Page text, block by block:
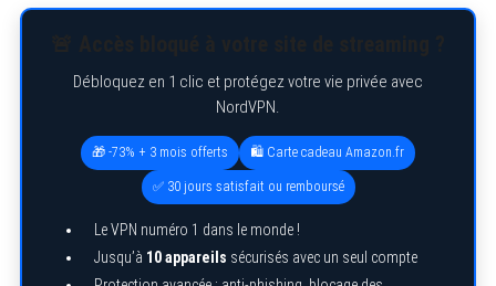
Débloquez en 1 clic et protégez votre vie privée avec
NordVPN.
🎁 -73% + 3 mois offerts 🛍️ Carte cadeau Amazon.fr
✅ 30 jours satisfait ou remboursé
Le VPN numéro 1 dans le monde !
Jusqu’à 10 appareils sécurisés avec un seul compte